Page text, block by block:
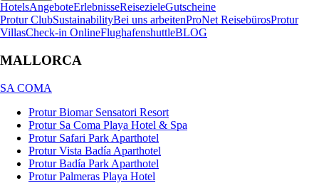
HotelsAngeboteErlebnisseReisezieleGutscheine
Protur ClubSustainabilityBei uns arbeitenProNet ReisebürosProtur
VillasCheck-in OnlineFlughafenshuttleBLOG
MALLORCA
SA COMA
Protur Biomar Sensatori Resort
Protur Sa Coma Playa Hotel & Spa
Protur Safari Park Aparthotel
Protur Vista Badía Aparthotel
Protur Badía Park Aparthotel
Protur Palmeras Playa Hotel